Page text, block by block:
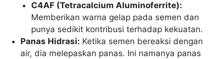
C4AF (Tetracalcium Aluminoferrite):
Memberikan warna gelap pada semen dan
punya sedikit kontribusi terhadap kekuatan.
Panas Hidrasi: Ketika semen bereaksi dengan
air, dia melepaskan panas. Ini namanya panas